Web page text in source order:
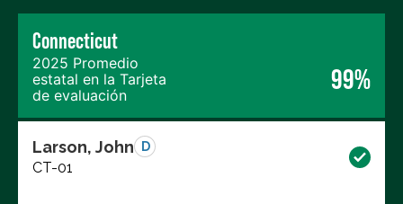
Connecticut
2025 Promedio
estatal en la Tarjeta
de evaluación
99%
Larson, John D
CT-01